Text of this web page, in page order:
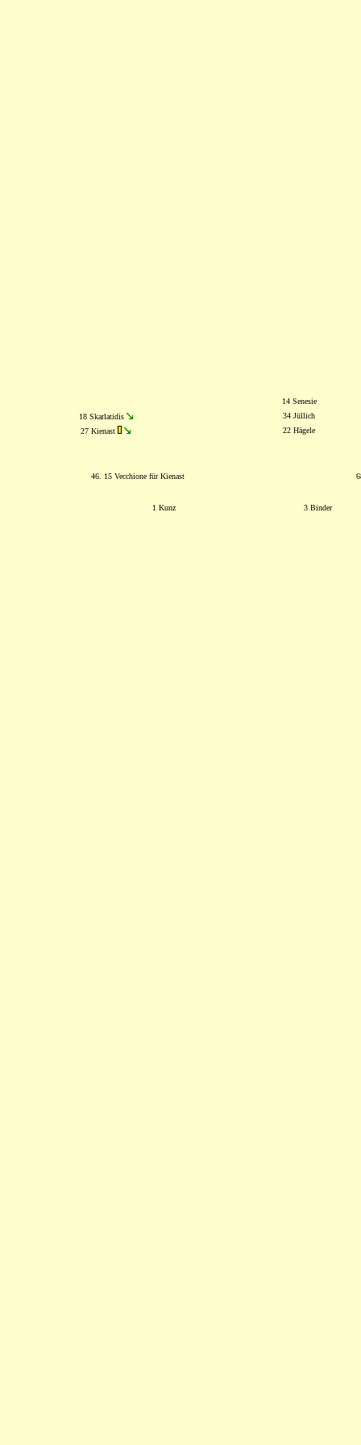
14 Senesie
18 Skarlatidis
34 Jüllich
27 Kienast
22 Hägele
46. 15 Vecchione für Kienast
1 Kunz 3 Binder